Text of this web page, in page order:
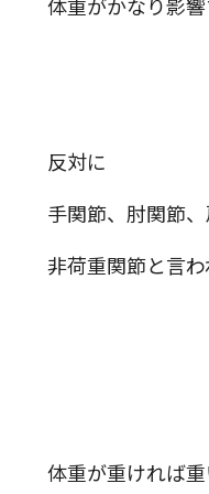
体重がかなり影響
反対に
手関節、肘関節
非荷重関節と言わ
体重が重ければ